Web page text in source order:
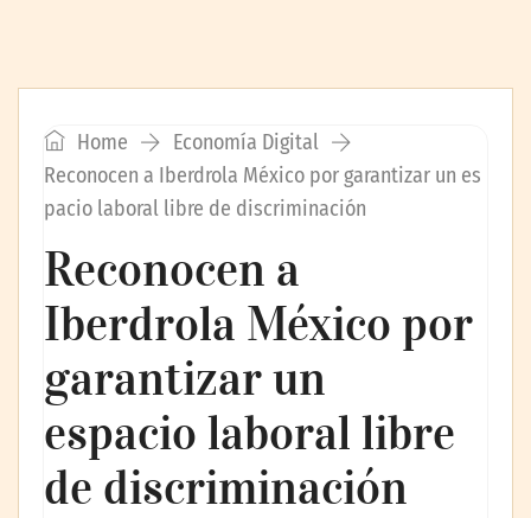
Home
Economía Digital
Reconocen a Iberdrola México por garantizar un es
pacio laboral libre de discriminación
Reconocen a
Iberdrola México por
garantizar un
espacio laboral libre
de discriminación